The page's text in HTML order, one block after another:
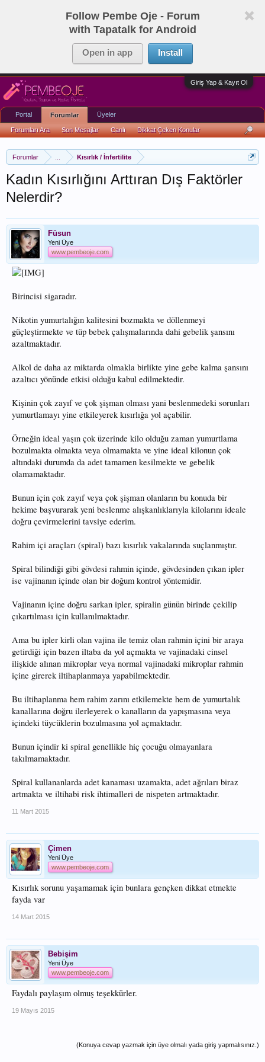
Follow Pembe Oje - Forum
with Tapatalk for Android
Open in app Install
Giriş Yap & Kayıt Ol
Forumlar Kısırlık / İnfertilite
Kadın Kısırlığını Arttıran Dış Faktörler
Nelerdir?
Füsun
Yeni Üye
www.pembeoje.com
Birincisi sigaradır.
Nikotin yumurtalığın kalitesini bozmakta ve döllenmeyi
güçleştirmekte ve tüp bebek çalışmalarında dahi gebelik şansını
azaltmaktadır.
Alkol de daha az miktarda olmakla birlikte yine gebe kalma şansını
azaltıcı yönünde etkisi olduğu kabul edilmektedir.
Kişinin çok zayıf ve çok şişman olması yani beslenmedeki sorunları
yumurtlamayı yine etkileyerek kısırlığa yol açabilir.
Örneğin ideal yaşın çok üzerinde kilo olduğu zaman yumurtlama
bozulmakta olmakta veya olmamakta ve yine ideal kilonun çok
altındaki durumda da adet tamamen kesilmekte ve gebelik
olamamaktadır.
Bunun için çok zayıf veya çok şişman olanların bu konuda bir
hekime başvurarak yeni beslenme alışkanlıklarıyla kilolarını ideale
doğru çevirmelerini tavsiye ederim.
Rahim içi araçları (spiral) bazı kısırlık vakalarında suçlanmıştır.
Spiral bilindiği gibi gövdesi rahmin içinde, gövdesinden çıkan ipler
ise vajinanın içinde olan bir doğum kontrol yöntemidir.
Vajinanın içine doğru sarkan ipler, spiralin günün birinde çekilip
çıkartılması için kullanılmaktadır.
Ama bu ipler kirli olan vajina ile temiz olan rahmin içini bir araya
getirdiği için bazen iltaba da yol açmakta ve vajinadaki cinsel
ilişkide alınan mikroplar veya normal vajinadaki mikroplar rahmin
içine girerek iltihaplanmaya yapabilmektedir.
Bu iltihaplanma hem rahim zarını etkilemekte hem de yumurtalık
kanallarına doğru ilerleyerek o kanalların da yapışmasına veya
içindeki tüycüklerin bozulmasına yol açmaktadır.
Bunun içindir ki spiral genellikle hiç çocuğu olmayanlara
takılmamaktadır.
Spiral kullananlarda adet kanaması uzamakta, adet ağrıları biraz
artmakta ve iltihabi risk ihtimalleri de nispeten artmaktadır.
11 Mart 2015
Çimen
Yeni Üye
www.pembeoje.com
Kısırlık sorunu yaşamamak için bunlara gençken dikkat etmekte
fayda var
14 Mart 2015
Bebişim
Yeni Üye
www.pembeoje.com
Faydalı paylaşım olmuş teşekkürler.
19 Mayıs 2015
(Konuya cevap yazmak için üye olmalı yada giriş yapmalısınız.)
Portal Forumlar
Forumları Ara Son Mesajlar Canlı Dikkat Çeken Konular
Üyeler